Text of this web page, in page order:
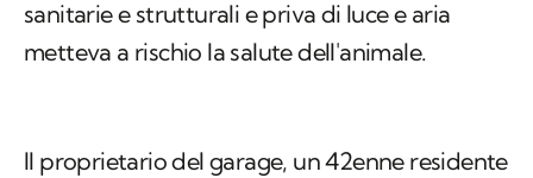
sanitarie e strutturali e priva di luce e aria
metteva a rischio la salute dell'animale.
Il proprietario del garage, un 42enne residente